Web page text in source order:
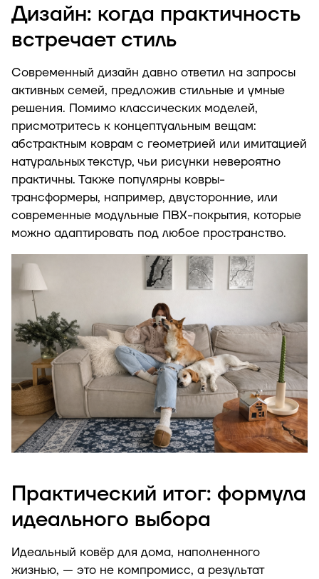
Дизайн: когда практичность
встречает стиль
Современный дизайн давно ответил на запросы
активных семей, предложив стильные и умные
решения. Помимо классических моделей,
присмотритесь к концептуальным вещам:
абстрактным коврам с геометрией или имитацией
натуральных текстур, чьи рисунки невероятно
практичны. Также популярны ковры-
трансформеры, например, двусторонние, или
современные модульные ПВХ-покрытия, которые
можно адаптировать под любое пространство.
Практический итог: формула
идеального выбора
Идеальный ковёр для дома, наполненного
жизнью, — это не компромисс, а результат